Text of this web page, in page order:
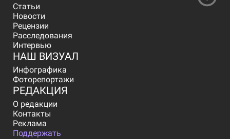
Статьи
Новости
Рецензии
Расследования
Интервью
НАШ ВИЗУАЛ
Инфографика
Фоторепортажи
РЕДАКЦИЯ
О редакции
Контакты
Реклама
Поддержать